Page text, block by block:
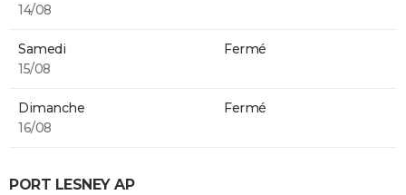
14/08
Samedi
15/08
Fermé
Dimanche
16/08
Fermé
PORT LESNEY AP